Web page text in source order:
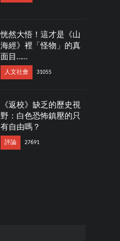
恍然大悟！這才是《山
海經》裡「怪物」的真
面目……
人文社會 31055
《返校》缺乏的歷史視
野：白色恐怖鎮壓的只
有自由嗎？
評論 27691